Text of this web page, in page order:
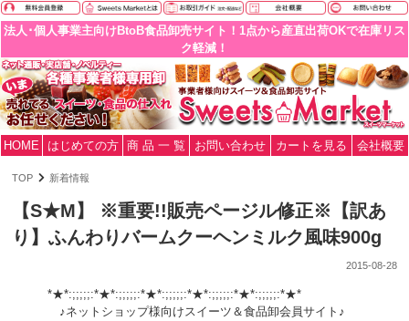
法人･個人事業主向けBtoB食品卸売サイト！1点から産直出荷OKで在庫リス
ク軽減！
HOME はじめての方 商 品 一 覧 お問い合わせ カートを見る 会社概要
TOP 新着情報
【S★M】 ※重要!!販売ページル修正※【訳あ
り】ふんわりバームクーヘンミルク風味900g
2015-08-28
*★*:;;;;;:*★*:;;;;;:*★*:;;;;;:*★*:;;;;;:*★*:;;;;;:*★*
♪ネットショップ様向けスイーツ＆食品卸会員サイト♪